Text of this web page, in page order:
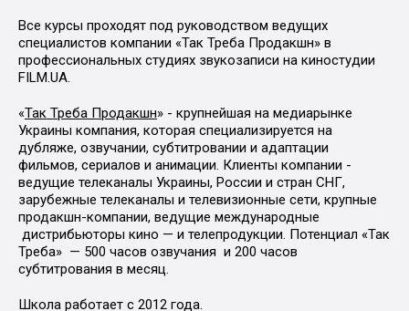
Все курсы проходят под руководством ведущих
специалистов компании «Так Треба Продакшн» в
профессиональных студиях звукозаписи на киностудии
FILM.UA.
«Так Треба Продакшн» - крупнейшая на медиарынке
Украины компания, которая специализируется на
дубляже, озвучании, субтитровании и адаптации
фильмов, сериалов и анимации. Клиенты компании -
ведущие телеканалы Украины, России и стран СНГ,
зарубежные телеканалы и телевизионные сети, крупные
продакшн-компании, ведущие международные
дистрибьюторы кино — и телепродукции. Потенциал «Так
Треба» — 500 часов озвучания и 200 часов
субтитрования в месяц.
Школа работает с 2012 года.